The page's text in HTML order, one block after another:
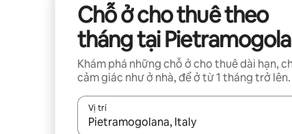
Chỗ ở cho thuê theo
tháng tại
Khám phá những chỗ ở cho thuê dài hạn,
cảm giác như ở nhà, để ở từ 1 tháng trở lên.
Vị trí
Khi có kết quả, hãy điều hướng bằng phím